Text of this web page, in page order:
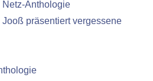
Anthologie
präsentiert vergessene